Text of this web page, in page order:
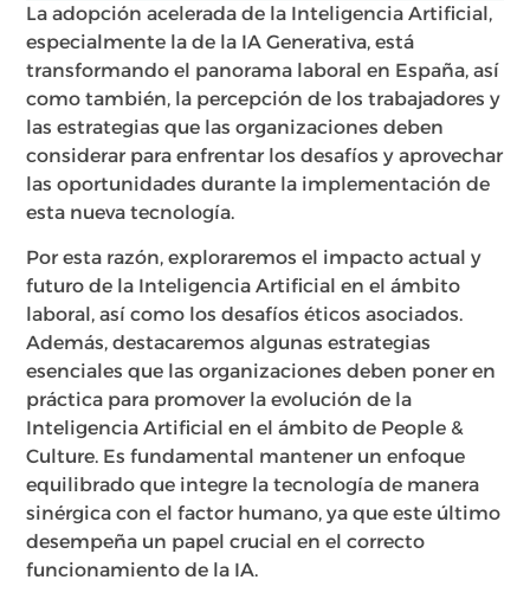
La adopción acelerada de la Inteligencia Artificial,
especialmente la de la IA Generativa, está
transformando el panorama laboral en España, así
como también, la percepción de los trabajadores y
las estrategias que las organizaciones deben
considerar para enfrentar los desafíos y aprovechar
las oportunidades durante la implementación de
esta nueva tecnología.
Por esta razón, exploraremos el impacto actual y
futuro de la Inteligencia Artificial en el ámbito
laboral, así como los desafíos éticos asociados.
Además, destacaremos algunas estrategias
esenciales que las organizaciones deben poner en
práctica para promover la evolución de la
Inteligencia Artificial en el ámbito de People &
Culture. Es fundamental mantener un enfoque
equilibrado que integre la tecnología de manera
sinérgica con el factor humano, ya que este último
desempeña un papel crucial en el correcto
funcionamiento de la IA.